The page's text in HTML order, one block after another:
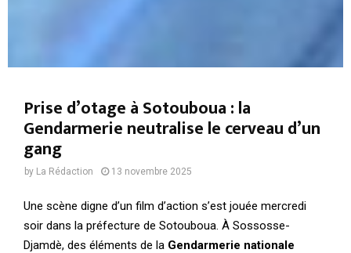
Prise d’otage à Sotouboua : la
Gendarmerie neutralise le cerveau d’un
gang
by La Rédaction 13 novembre 2025
Une scène digne d’un film d’action s’est jouée mercredi
soir dans la préfecture de Sotouboua. À Sossosse-
Djamdè, des éléments de la Gendarmerie nationale